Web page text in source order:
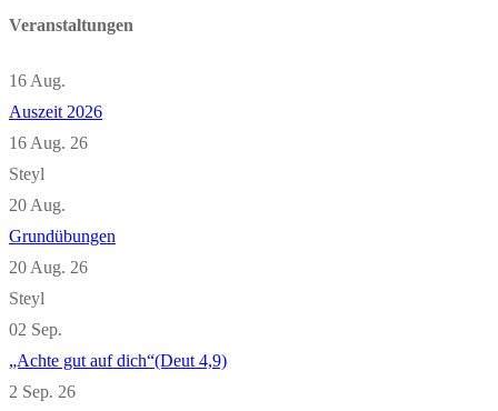
Veranstaltungen
16 Aug.
Auszeit 2026
16 Aug. 26
Steyl
20 Aug.
Grundübungen
20 Aug. 26
Steyl
02 Sep.
„Achte gut auf dich“(Deut 4,9)
2 Sep. 26